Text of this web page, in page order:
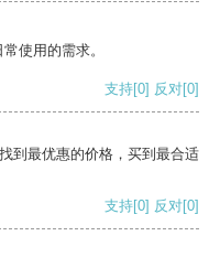
使用的需求。
支持[0] 反对[0]
到最优惠的价格，买到最合适
支持[0] 反对[0]